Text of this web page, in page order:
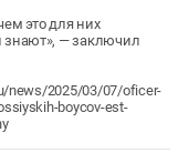
это для них
знают», — заключил
news/2025/03/07/oficer-
boycov-est-